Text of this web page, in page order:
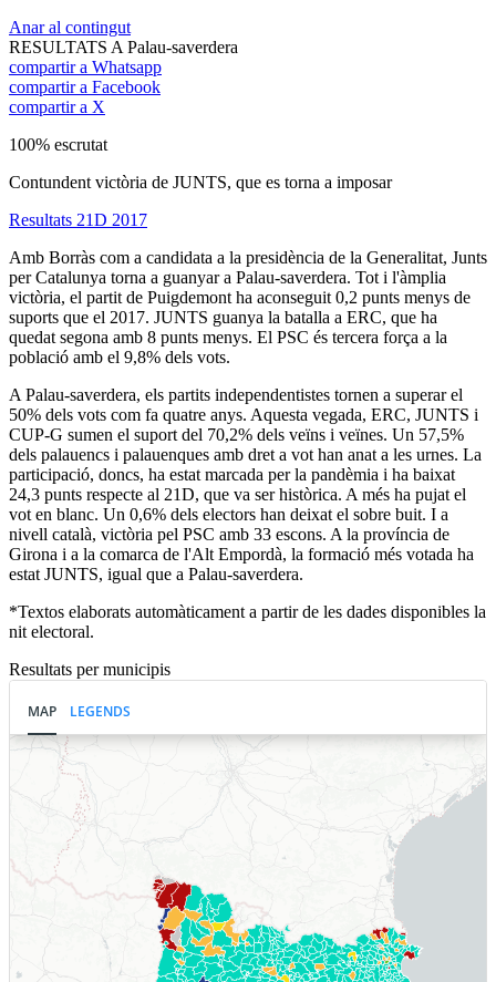
Anar al contingut
RESULTATS A Palau-saverdera
compartir a Whatsapp
compartir a Facebook
compartir a X
100% escrutat
Contundent victòria de JUNTS, que es torna a imposar
Resultats 21D 2017
Amb Borràs com a candidata a la presidència de la Generalitat, Junts
per Catalunya torna a guanyar a Palau-saverdera. Tot i l'àmplia
victòria, el partit de Puigdemont ha aconseguit 0,2 punts menys de
suports que el 2017. JUNTS guanya la batalla a ERC, que ha
quedat segona amb 8 punts menys. El PSC és tercera força a la
població amb el 9,8% dels vots.
A Palau-saverdera, els partits independentistes tornen a superar el
50% dels vots com fa quatre anys. Aquesta vegada, ERC, JUNTS i
CUP-G sumen el suport del 70,2% dels veïns i veïnes. Un 57,5%
dels palauencs i palauenques amb dret a vot han anat a les urnes. La
participació, doncs, ha estat marcada per la pandèmia i ha baixat
24,3 punts respecte al 21D, que va ser històrica. A més ha pujat el
vot en blanc. Un 0,6% dels electors han deixat el sobre buit. I a
nivell català, victòria pel PSC amb 33 escons. A la província de
Girona i a la comarca de l'Alt Empordà, la formació més votada ha
estat JUNTS, igual que a Palau-saverdera.
*Textos elaborats automàticament a partir de les dades disponibles la
nit electoral.
Resultats per municipis